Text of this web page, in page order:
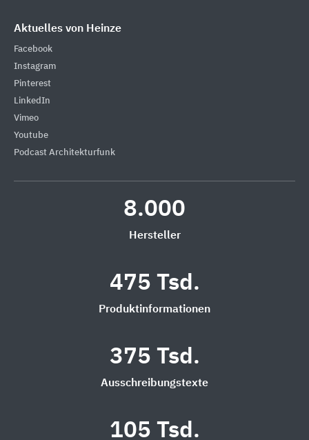
Aktuelles von Heinze
Facebook
Instagram
Pinterest
LinkedIn
Vimeo
Youtube
Podcast Architekturfunk
8.000
Hersteller
475 Tsd.
Produktinformationen
375 Tsd.
Ausschreibungstexte
105 Tsd.